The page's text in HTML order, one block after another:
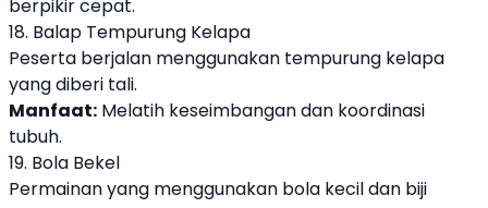
berpikir cepat.
18. Balap Tempurung Kelapa
Peserta berjalan menggunakan tempurung kelapa
yang diberi tali.
Manfaat: Melatih keseimbangan dan koordinasi
tubuh.
19. Bola Bekel
Permainan yang menggunakan bola kecil dan biji